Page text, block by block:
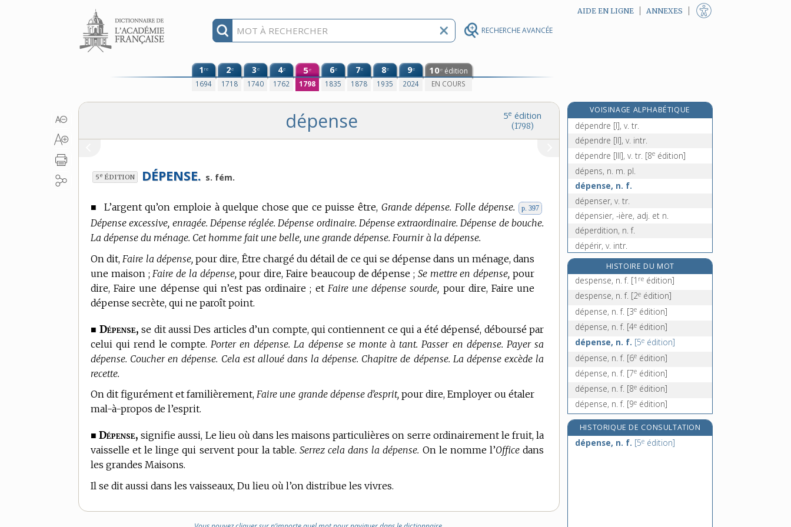
RECHERCHE AVANCÉE
Aller au contenu AIDE EN LIGNE ANNEXES
1re
1694
2e
1718
3e
1740
4e
1762
5e
1798
6e
1835
7e
1878
8e
1935
9e
2024
10e édition
EN COURS
5e édition
(1798)
dépense
5e ÉDITION DÉPENSE. s. fém.
■ L’argent qu’on emploie à quelque chose que ce puisse être, Grande dépense. Folle dépense. p. 397
Dépense excessive, enragée. Dépense réglée. Dépense ordinaire. Dépense extraordinaire. Dépense de bouche.
La dépense du ménage. Cet homme fait une belle, une grande dépense. Fournir à la dépense.
On dit, Faire la dépense, pour dire, Être chargé du détail de ce qui se dépense dans un ménage, dans
une maison ; Faire de la dépense, pour dire, Faire beaucoup de dépense ; Se mettre en dépense, pour
dire, Faire une dépense qui n’est pas ordinaire ; et Faire une dépense sourde, pour dire, Faire une
dépense secrète, qui ne paroît point.
■ Dépense, se dit aussi Des articles d’un compte, qui contiennent ce qui a été dépensé, déboursé par
celui qui rend le compte. Porter en dépense. La dépense se monte à tant. Passer en dépense. Payer sa
dépense. Coucher en dépense. Cela est alloué dans la dépense. Chapitre de dépense. La dépense excède la
recette.
On dit figurément et familièrement,Faire une grande dépense d’esprit,pour dire, Employer ou étaler
mal-à-propos de l’esprit.
■Dépense, signifie aussi, Le lieu où dans les maisons particulières on serre ordinairement le fruit, la
vaisselle et le linge qui servent pour la table.Serrez cela dans la dépense. On le nomme l’Officedans
les grandes Maisons.
Il se dit aussi dans les vaisseaux, Du lieu où l’on distribue les vivres.
VOISINAGE ALPHABÉTIQUE
dépendeur, n. m.
dépendre [I], v. tr.
dépendre [II], v. intr.
dépendre [III], v. tr. [8e édition]
dépens, n. m. pl.
dépense, n. f.
dépenser, v. tr.
dépensier, -ière, adj. et n.
déperdition, n. f.
dépérir, v. intr.
dépérissement, n. m.
déperlant, -ante, adj.
dépersonnalisation, n. f.
dépêtrer, v. tr.
HISTOIRE DU MOT
despense, n. f. [1 re édition]
despense, n. f. [2e édition]
dépense, n. f. [3e édition]
dépense, n. f. [4e édition]
dépense, n. f. [5e édition]
dépense, n. f. [6e édition]
dépense, n. f. [7e édition]
dépense, n. f. [8e édition]
dépense, n. f. [9e édition]
HISTORIQUE DE CONSULTATION
dépense, n. f. [5e édition]